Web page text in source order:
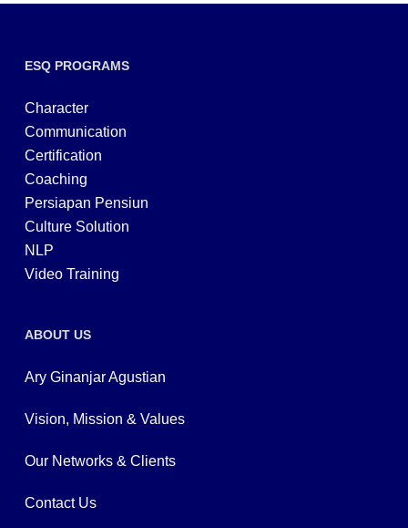
ESQ PROGRAMS
Character
Communication
Certification
Coaching
Persiapan Pensiun
Culture Solution
NLP
Video Training
ABOUT US
Ary Ginanjar Agustian
Vision, Mission & Values
Our Networks & Clients
Contact Us